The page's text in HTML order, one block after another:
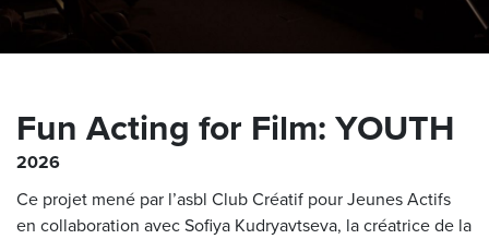
Fun Acting for Film: YOUTH
2026
Ce projet mené par l’asbl Club Créatif pour Jeunes Actifs
en collaboration avec Sofiya Kudryavtseva, la créatrice de la